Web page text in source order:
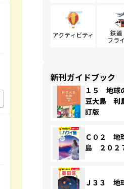
アクティビティ
鉄道
フラ
新刊ガイドブック
１５ 地
豆大島 利
訂版
Ｃ０２ 地
島 ２０２
Ｊ３３ 地